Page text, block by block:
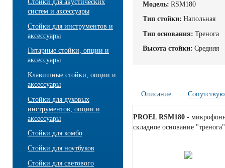
Стойки для акустических
систем и аксессуары
Стойки для инструментов и
аксессуары
Гитарные стойки, опции и
аксессуары
Клавишные стойки, опции и
аксессуары
Стойки для духовых
инструментов, опции и
аксессуары
Стойки для комбо
Стойки для ноутбуков
Стойки для светового
Модель: RSM180
Тип стойки: Напольная
Тип основания: Тренога
Высота стойки: Средняя
Описание
PROEL RSM180 -
складное основание